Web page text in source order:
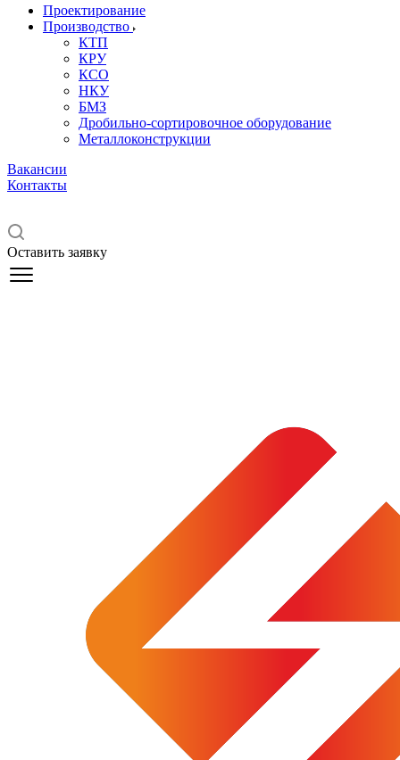
Проектирование
Производство
КТП
КРУ
КСО
НКУ
БМЗ
Дробильно-сортировочное оборудование
Металлоконструкции
Вакансии
Контакты
Оставить заявку